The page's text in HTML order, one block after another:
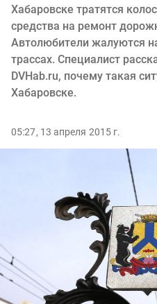
Хабаровске тратятся
средства на ремонт
Автолюбители жалуются
трассах. Специалист
DVHab.ru, почему такая
Хабаровске.
05:27, 13 апреля 2015 г.